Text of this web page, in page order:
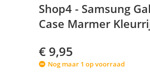
Shop4 - Samsung
Case Marmer
€ 9,95
Nog maar 1 op voorraad